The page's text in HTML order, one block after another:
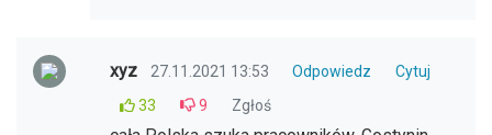
xyz 27.11.2021 13:53 Odpowiedz
Cytuj
33
9 Zgłoś